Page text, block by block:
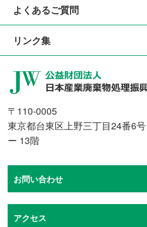
よくあるご質問
リンク集
〒110-0005
東京都台東区上野三丁目24番6
ー 13階
お問い合わせ
アクセス